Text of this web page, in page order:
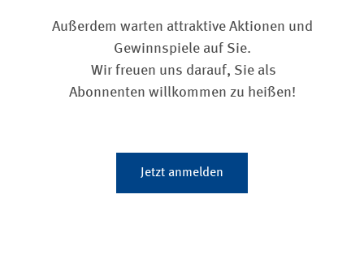
Außerdem warten attraktive Aktionen und
Gewinnspiele auf Sie.
Wir freuen uns darauf, Sie als
Abonnenten willkommen zu heißen!
Jetzt anmelden